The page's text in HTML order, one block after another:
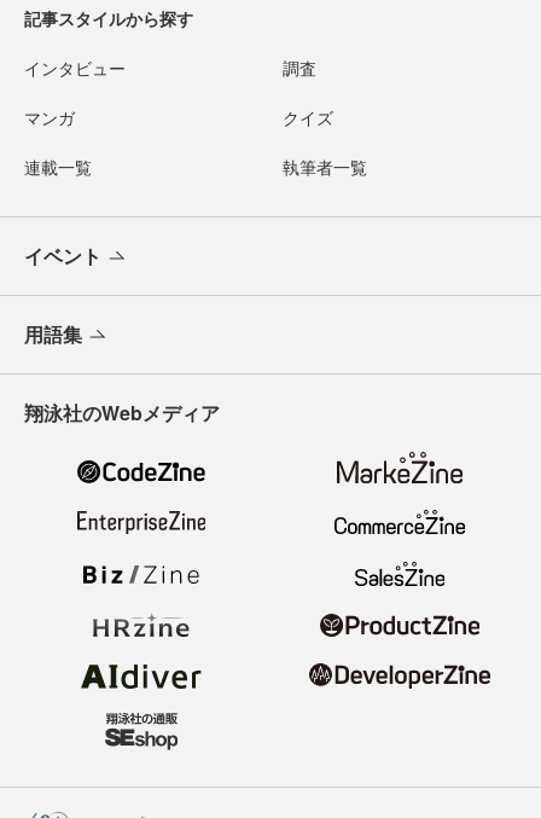
記事スタイルから探す
インタビュー 調査
マンガ クイズ
連載一覧 執筆者一覧
イベント
用語集
翔泳社のWebメディア